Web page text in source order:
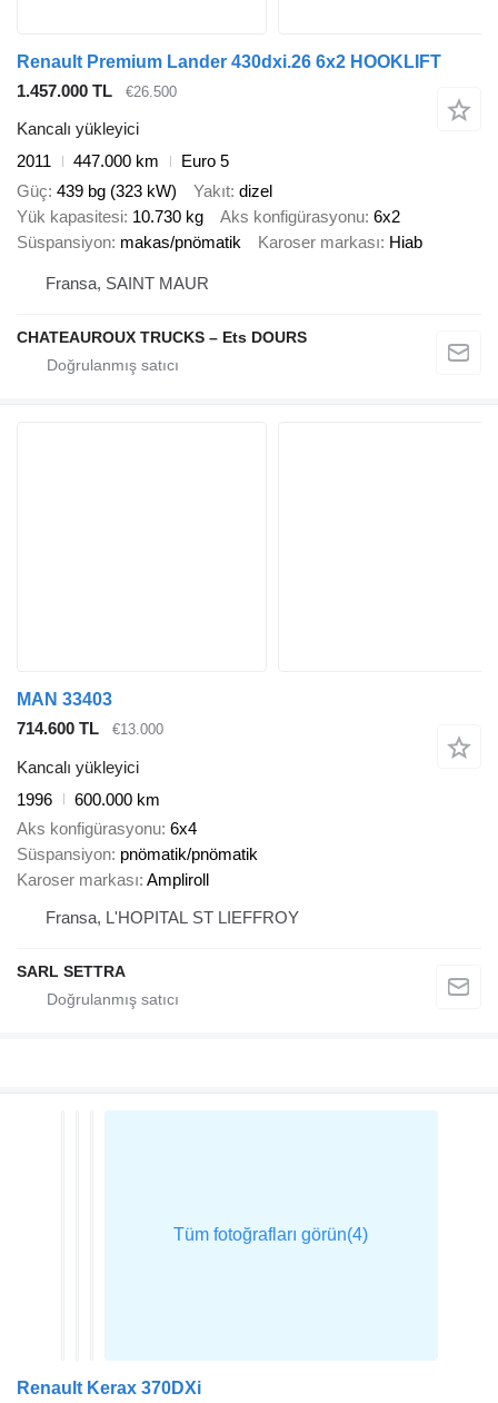
Renault Premium Lander 430dxi.26 6x2 HOOKLIFT
1.457.000 TL
€26.500
Kancalı yükleyici
2011
447.000 km
Euro 5
Güç 439 bg (323 kW) Yakıt dizel
Yük kapasitesi 10.730 kg Aks konfigürasyonu 6x2
Süspansiyon makas/pnömatik Karoser markası Hiab
Fransa, SAINT MAUR
CHATEAUROUX TRUCKS – Ets DOURS
MAN 33403
714.600 TL
€13.000
Kancalı yükleyici
1996
600.000 km
Aks konfigürasyonu 6x4
Süspansiyon pnömatik/pnömatik
Karoser markası Ampliroll
Fransa, L'HOPITAL ST LIEFFROY
SARL SETTRA
Renault Kerax 370DXi